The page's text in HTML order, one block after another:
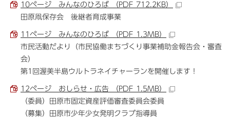
10ページ みんなのひろば （PDF 712.2KB）
田原凧保存会 後継者育成事業
11ページ みんなのひろば （PDF 1.3MB）
市民活動だより（市民協働まちづくり事業補助金報告会・審査
会）
第1回渥美半島ウルトラネイチャーランを開催します！
12ページ おしらせ・広告 （PDF 1.5MB）
（委員）田原市固定資産評価審査委員会委員
（募集）田原市少年少女発明クラブ指導員